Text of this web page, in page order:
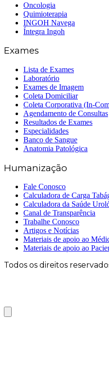
Oncologia
Quimioterapia
INGOH Navega
Íntegra Ingoh
Exames
Lista de Exames
Laboratório
Exames de Imagem
Coleta Domiciliar
Coleta Corporativa (In-
Agendamento de Consultas
Resultados de Exames
Especialidades
Banco de Sangue
Anatomia Patológica
Humanização
Fale Conosco
Calculadora de Carga
Calculadora da Saúde
Canal de Transparência
Trabalhe Conosco
Artigos e Notícias
Materiais de apoio ao
Materiais de apoio ao
Todos os direitos